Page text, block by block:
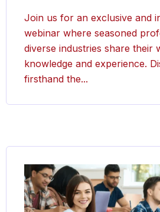
Join us for an exclusive and
webinar where seasoned
diverse industries share their
knowledge and experience.
firsthand the...